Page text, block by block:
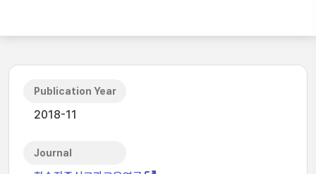
Publication Year
2018-11
Journal